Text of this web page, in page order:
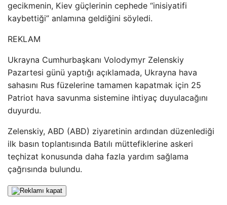
gecikmenin, Kiev güçlerinin cephede “inisiyatifi
kaybettiği” anlamına geldiğini söyledi.
REKLAM
Ukrayna Cumhurbaşkanı Volodymyr Zelenskiy
Pazartesi günü yaptığı açıklamada, Ukrayna hava
sahasını Rus füzelerine tamamen kapatmak için 25
Patriot hava savunma sistemine ihtiyaç duyulacağını
duyurdu.
Zelenskiy, ABD (ABD) ziyaretinin ardından düzenlediği
ilk basın toplantısında Batılı müttefiklerine askeri
teçhizat konusunda daha fazla yardım sağlama
çağrısında bulundu.